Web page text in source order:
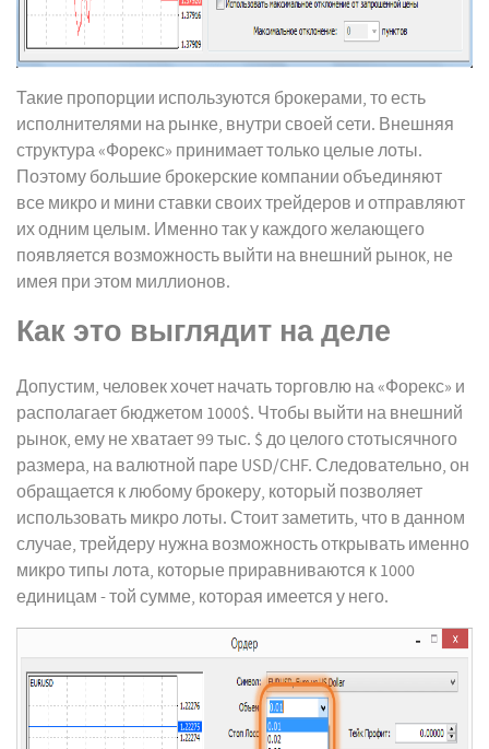
Такие пропорции используются брокерами, то есть
исполнителями на рынке, внутри своей сети. Внешняя
структура «Форекс» принимает только целые лоты.
Поэтому большие брокерские компании объединяют
все микро и мини ставки своих трейдеров и отправляют
их одним целым. Именно так у каждого желающего
появляется возможность выйти на внешний рынок, не
имея при этом миллионов.
Как это выглядит на деле
Допустим, человек хочет начать торговлю на «Форекс» и
располагает бюджетом 1000$. Чтобы выйти на внешний
рынок, ему не хватает 99 тыс. $ до целого стотысячного
размера, на валютной паре USD/CHF. Следовательно, он
обращается к любому брокеру, который позволяет
использовать микро лоты. Стоит заметить, что в данном
случае, трейдеру нужна возможность открывать именно
микро типы лота, которые приравниваются к 1000
единицам - той сумме, которая имеется у него.